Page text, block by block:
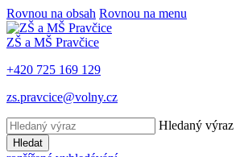
Rovnou na obsah Rovnou na menu
ZŠ a MŠ Pravčice
+420 725 169 129
zs.pravcice@volny.cz
Hledaný výraz
Hledat